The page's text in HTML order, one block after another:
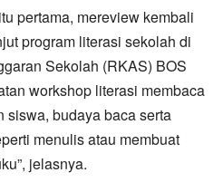
pertama, mereview kembali
program literasi sekolah di
Sekolah (RKAS) BOS
workshop literasi membaca
siswa, budaya baca serta
menulis atau membuat
jelasnya.